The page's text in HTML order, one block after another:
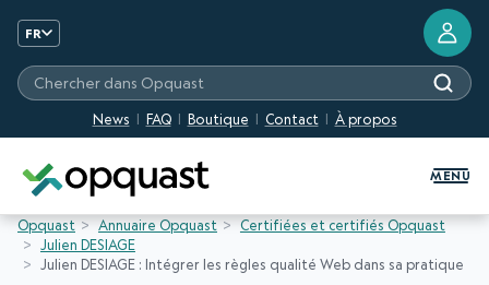
FR
News FAQ Boutique Contact À propos
Chercher dans Opquast
MENU
Opquast Annuaire Opquast
Certifiées et certifiés Opquast
Julien DESIAGE
Julien DESIAGE : Intégrer les règles qualité Web dans sa pratique